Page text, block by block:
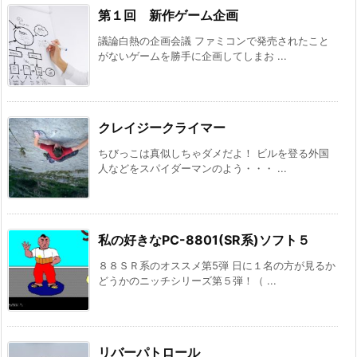
第１回 新作ゲーム企画
議論白熱の企画会議 ファミコンで発売されたこと
がないゲームを勝手に企画してしまお ...
クレイジークライマー
ちびっこは真似しちゃダメだよ！ ビルを登る外国
人などをスパイダーマンのよう・・・ ...
私の好きなPC-8801(SR系)ソフト５
８８ＳＲ系のオススメ第5弾 日に１名の方が見るか
どうかのニッチシリーズ第５弾！（ ...
リバーパトロール